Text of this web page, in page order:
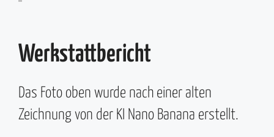
Werkstattbericht
Das Foto oben wurde nach einer alten
Zeichnung von der KI Nano Banana erstellt.